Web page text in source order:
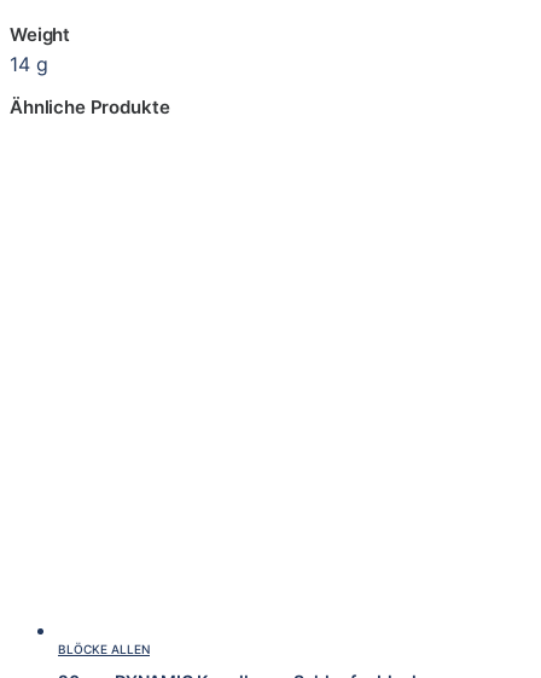
Weight
14 g
Ähnliche Produkte
BLÖCKE ALLEN